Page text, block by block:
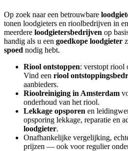
Op zoek naar een betrouwbare
tonen loodgieters en rioolbedrijven in
meerdere loodgietersbedrijven op
handig als u een goedkope loodgieter
spoed nodig hebt.
Riool ontstoppen: verstopt riool
Vind een riool
aanbieders.
Rioolreiniging in Amsterdam
onderhoud van het riool.
Lekkage opsporen en
opsporing lekkage, reparatie en
loodgieter.
Onafhankelijke vergelijking,
prijzen — ook voor regulier